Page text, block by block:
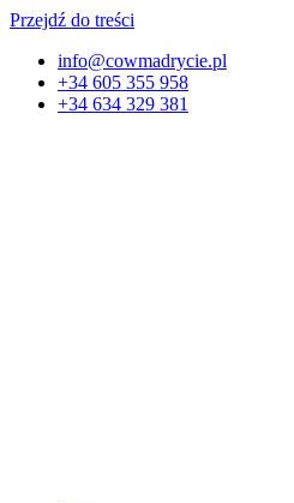
Przejdź do treści
info@cowmadrycie.pl
+34 605 355 958
+34 634 329 381​